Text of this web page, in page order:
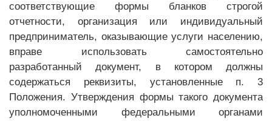
соответствующие формы бланков строгой
отчетности, организация или индивидуальный
предприниматель, оказывающие услуги населению,
вправе использовать самостоятельно
разработанный документ, в котором должны
содержаться реквизиты, установленные п. 3
Положения. Утверждения формы такого документа
уполномоченными федеральными органами